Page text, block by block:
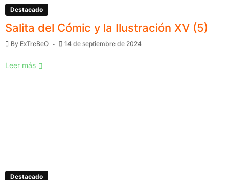
Destacado
Salita del Cómic y la Ilustración XV (5)
By ExTreBeO 14 de septiembre de 2024
Leer más
Destacado